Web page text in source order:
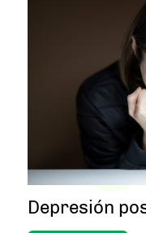
Depresión